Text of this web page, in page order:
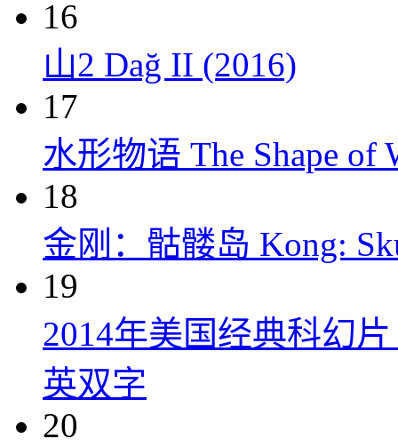
16
山2 Dağ II (2016)
17
水形物语 The Shape of
18
金刚：骷髅岛 Kong:
19
2014年美国经典科幻
英双字
20